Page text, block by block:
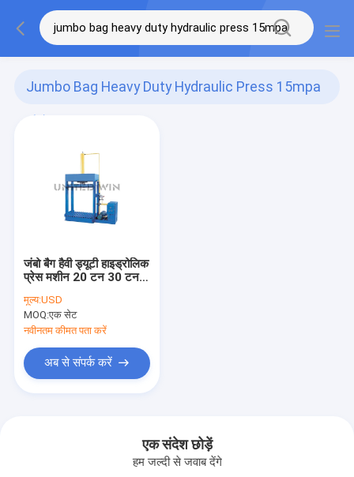
Jumbo Bag Heavy Duty Hydraulic Press 15mpa
जंबो बैग हैवी ड्यूटी हाइड्रोलिक
प्रेस मशीन 20 टन 30 टन
मूल्य:USD
MOQ:एक सेट
नवीनतम कीमत पता करें
अब से संपर्क करें
एक संदेश छोड़ें
हम जल्दी से जवाब देंगे